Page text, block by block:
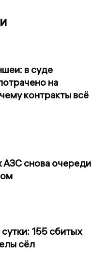
в суде
на
контракты всё
АЗС снова очереди
155 сбитых
сёл